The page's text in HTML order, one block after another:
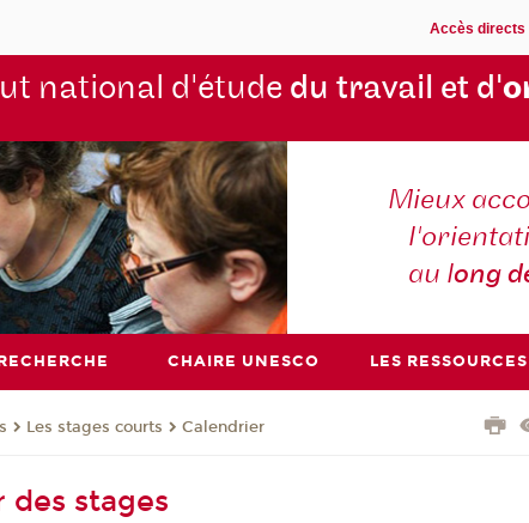
Accès directs
national d'étude du travail et d'
Mieux
au long
CHAIRE UNESCO LES RESSOURCES
Les stages courts Calendrier
des stages